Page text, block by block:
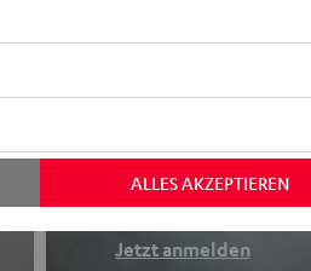
Newsletter
Finde deinen
Erhalte bis zu
Jetzt anmelden
ALLES AKZEPTIEREN